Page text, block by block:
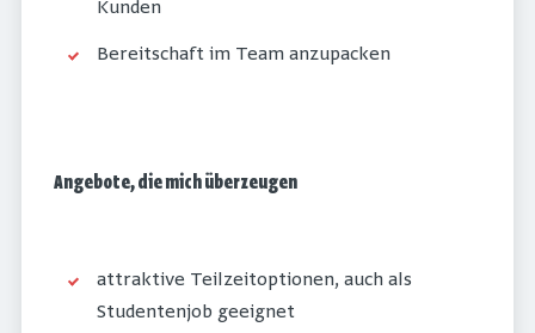
Kunden
Bereitschaft im Team anzupacken
Angebote, die mich überzeugen
attraktive Teilzeitoptionen, auch als
Studentenjob geeignet